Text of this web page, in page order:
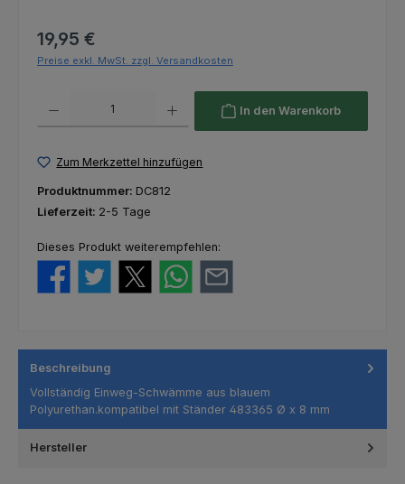
Regulärer Preis:
19,95 €
Preise exkl. MwSt. zzgl. Versandkosten
In den Warenkorb
Zum Merkzettel hinzufügen
Produktnummer: DC812
Lieferzeit: 2-5 Tage
Dieses Produkt weiterempfehlen:
Beschreibung
Vollständig Einweg-Schwämme aus blauem
Polyurethan.kompatibel mit Ständer 483365 Ø x 8 mm
Hersteller